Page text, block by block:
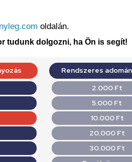
oldalán.
tudunk dolgozni, ha Ön is segít!